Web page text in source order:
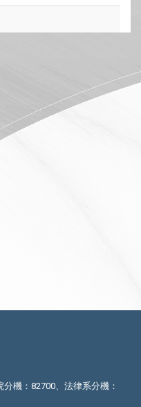
機：82700、法律系分機：